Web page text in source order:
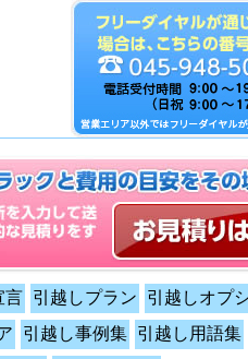
言 引越しプラン
引越しオプ
引越し事例集 引越し用語集